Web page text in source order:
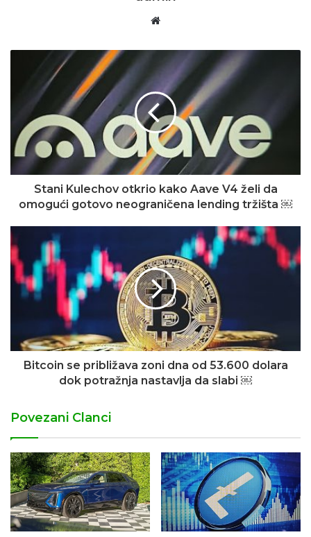
Website
Stani Kulechov otkrio kako Aave V4 želi da
omogući gotovo neograničena lending tržišta ￼
Bitcoin se približava zoni dna od 53.600 dolara
dok potražnja nastavlja da slabi ￼
Povezani Clanci